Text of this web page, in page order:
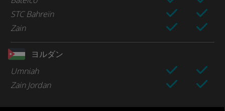
STC Bahreïn
Zain
ヨルダン
Umniah
Zain Jordan